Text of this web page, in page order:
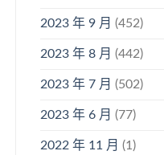
2023 年 9 月 (452)
2023 年 8 月 (442)
2023 年 7 月 (502)
2023 年 6 月 (77)
2022 年 11 月 (1)